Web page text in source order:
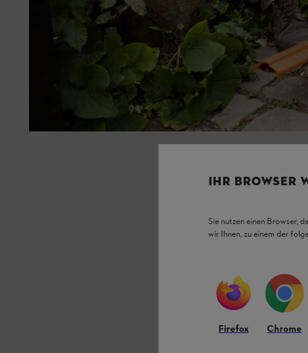
IHR BROWSER
Sie nutzen einen Browser,
wir Ihnen, zu einem der
Firefox Chrome